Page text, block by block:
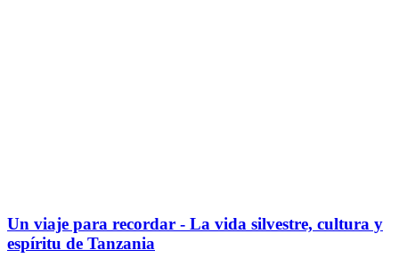
Un viaje para recordar - La vida silvestre, cultura y
espíritu de Tanzania